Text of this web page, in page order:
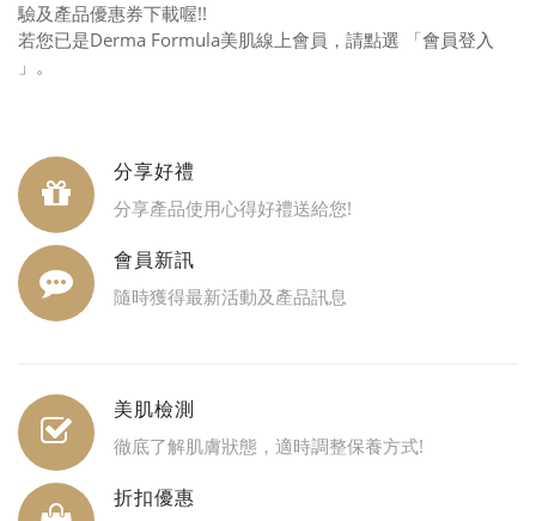
驗及產品優惠券下載喔!!
若您已是Derma Formula美肌線上會員，請點選 「會員登入
」。
分享好禮
分享產品使用心得好禮送給您!
會員新訊
隨時獲得最新活動及產品訊息
美肌檢測
徹底了解肌膚狀態，適時調整保養方式!
折扣優惠